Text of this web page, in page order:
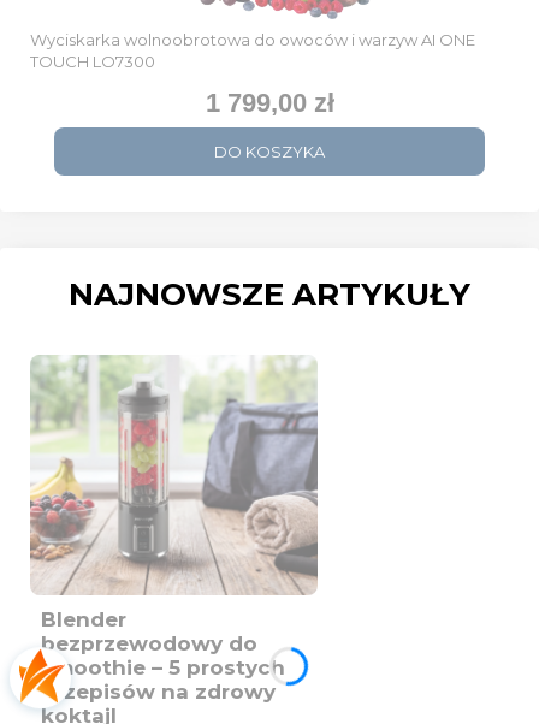
Wyciskarka wolnoobrotowa do owoców i warzyw AI ONE
TOUCH LO7300
Cena
1 799,00 zł
DO KOSZYKA
NAJNOWSZE ARTYKUŁY
Blender
bezprzewodowy do
smoothie – 5 prostych
przepisów na zdrowy
koktajl